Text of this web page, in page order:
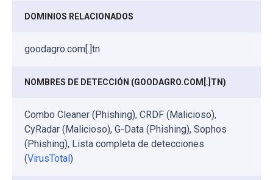
DOMINIOS RELACIONADOS
goodagro.com[.]tn
NOMBRES DE DETECCIÓN (GOODAGRO.COM[.]TN)
Combo Cleaner (Phishing), CRDF (Malicioso),
CyRadar (Malicioso), G-Data (Phishing), Sophos
(Phishing), Lista completa de detecciones
(VirusTotal)